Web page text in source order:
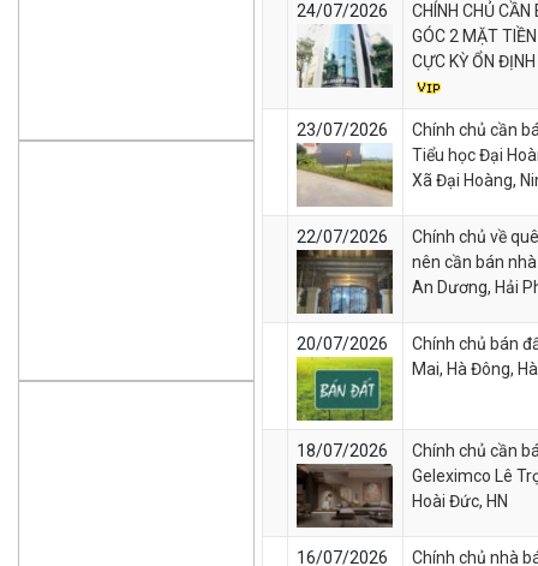
24/07/2026
CHÍNH CHỦ
GÓC 2 MẶT
CỰC KỲ ỔN
23/07/2026
Chính chủ cần
Tiểu học Đại
Xã Đại Hoàng,
22/07/2026
Chính chủ về
nên cần bán
An Dương, Hải
20/07/2026
Chính chủ bán
Mai, Hà Đông,
18/07/2026
Chính chủ cần
Geleximco Lê
Hoài Đức, HN
16/07/2026 Chính chủ nhà